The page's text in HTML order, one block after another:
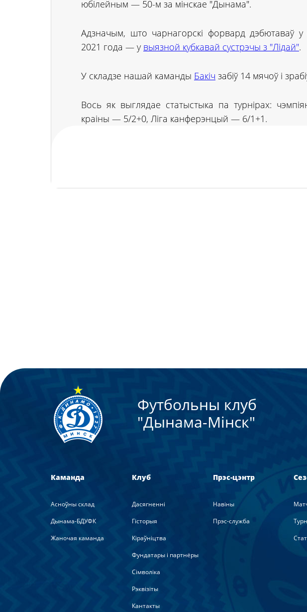
юбілейным — 50-м за мінскае "Дынама".
Адзначым, што чарнагорскі форвард дэбютаваў у
2021 года — у выязной кубкавай сустрэчы з "Лідай".
У складзе нашай каманды Бакіч забіў 14 мячоў і
Вось як выглядае статыстыка па турнірах:
краіны — 5/2+0, Ліга канферэнцый — 6/1+1.
Футбольны клуб
"Дынама-Мiнск"
Каманда
Асноўны склад
Дынама-БДУФК
Жаночая каманда
Клуб
Дасягненні
Гісторыя
Кіраўніцтва
Фундатары і партнёры
Сімволіка
Рэквізіты
Кантакты
Прэс-цэнтр
Навiны
Прэс-служба